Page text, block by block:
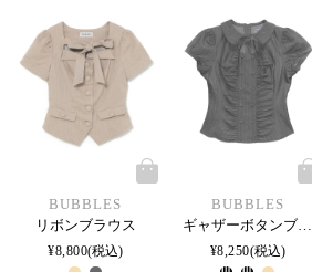
BUBBLES
リボンブラウス
¥8,800 税込
BUBBLES
ギャザーボタンブラウス
¥8,250 税込